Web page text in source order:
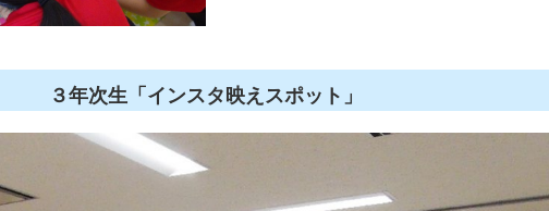
３年次生「インスタ映えスポット」